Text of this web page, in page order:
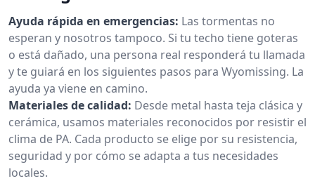
Ayuda rápida en emergencias: Las tormentas no
esperan y nosotros tampoco. Si tu techo tiene goteras
o está dañado, una persona real responderá tu llamada
y te guiará en los siguientes pasos para Wyomissing. La
ayuda ya viene en camino.
Materiales de calidad: Desde metal hasta teja clásica y
cerámica, usamos materiales reconocidos por resistir el
clima de PA. Cada producto se elige por su resistencia,
seguridad y por cómo se adapta a tus necesidades
locales.